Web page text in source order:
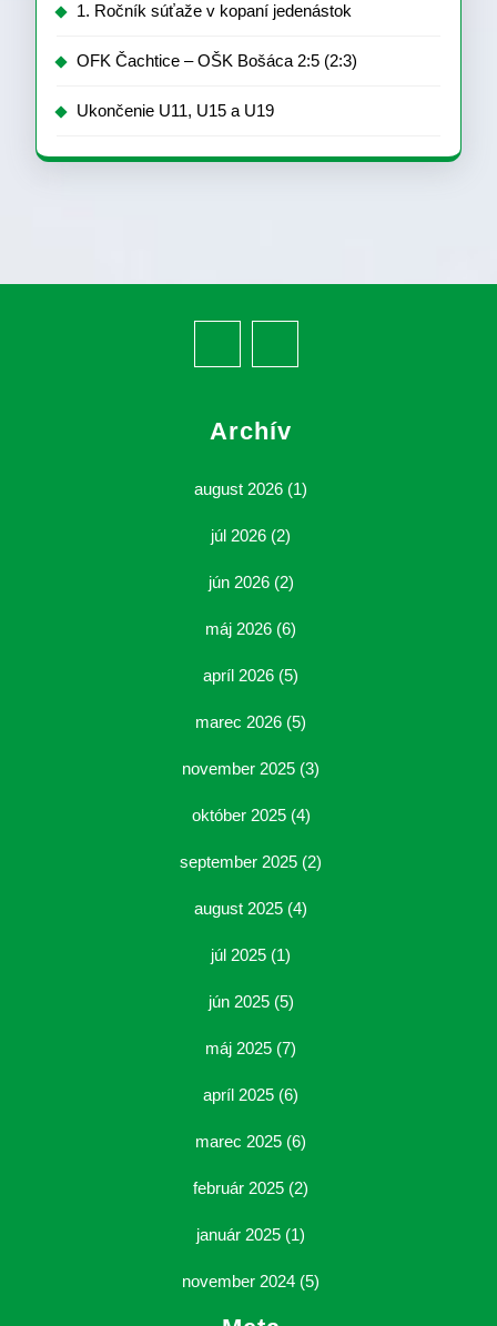
1. Ročník súťaže v kopaní jedenástok
OFK Čachtice – OŠK Bošáca 2:5 (2:3)
Ukončenie U11, U15 a U19
Archív
august 2026 (1)
júl 2026 (2)
jún 2026(2)
máj 2026 (6)
apríl 2026 (5)
marec 2026 (5)
november 2025 (3)
október 2025(4)
september 2025 (2)
august 2025 (4)
júl 2025 (1)
jún 2025(5)
máj 2025 (7)
apríl 2025 (6)
marec 2025 (6)
február 2025 (2)
január 2025 (1)
november 2024 (5)